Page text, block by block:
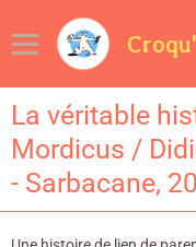
La véritable
Mordicus /
- Sarbacane,